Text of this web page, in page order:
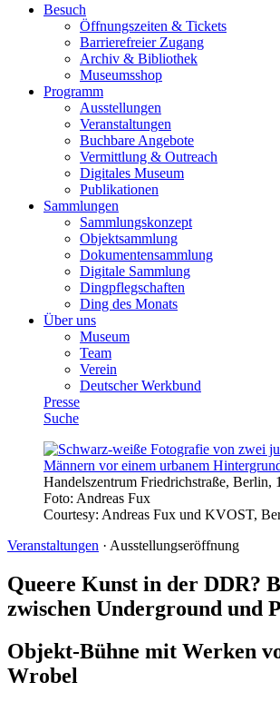
Besuch
Öffnungszeiten & Tickets
Barrierefreier Zugang
Archiv & Bibliothek
Museumsshop
Programm
Ausstellungen
Veranstaltungen
Buchbare Angebote
Vermittlung & Outreach
Digitales Museum
Publikationen
Sammlungen
Sammlungskonzept
Objektsammlung
Dokumentensammlung
Digitale Sammlung
Dingpflegschaften
Ding des Monats
Über uns
Museum
Team
Verein
Deutscher Werkbund
Presse
Suche
Handelszentrum Friedrichstraße, Berlin,
Foto: Andreas Fux
Courtesy: Andreas Fux und KVOST,
Veranstaltungen · Ausstellungseröffnung
Queere Kunst in der DDR?
zwischen Underground und
Objekt-Bühne mit Werken
Wrobel